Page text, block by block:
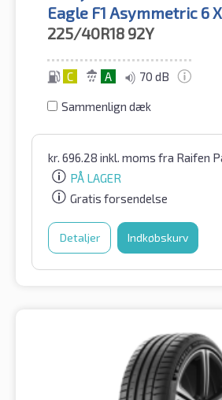
Eagle F1 Asymmetric 6
225/40R18 92Y
C A 70 dB
Sammenlign dæk
kr. 696.28 inkl. moms fra Raifen
PÅ LAGER
Gratis forsendelse
Detaljer Indkøbskurv